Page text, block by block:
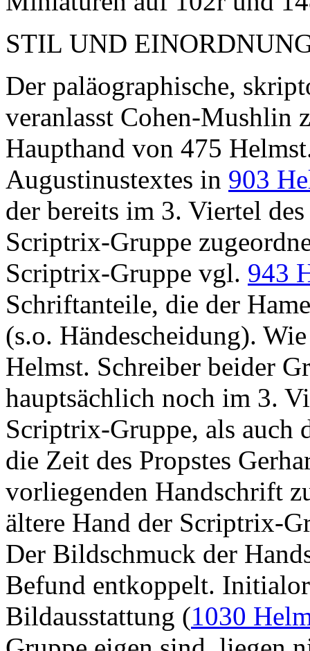
STIL UND
Der paläographische,
veranlasst Cohen-Mushlin
Haupthand von 475
Augustinustextes in 903
der bereits im 3. Viertel
Scriptrix-Gruppe
Scriptrix-Gruppe vgl. 943
Schriftanteile, die der
(s.o. Händescheidung).
Helmst. Schreiber beider
hauptsächlich noch im 3.
Scriptrix-Gruppe, als auch
die Zeit des Propstes
vorliegenden Handschrift
ältere Hand der Scriptrix-
Der Bildschmuck der
Befund entkoppelt.
Bildausstattung (1030